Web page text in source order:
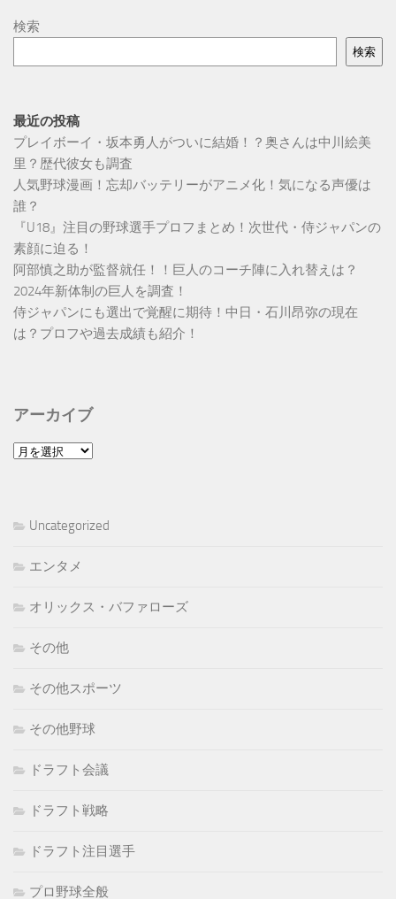
検索
検索
最近の投稿
プレイボーイ・坂本勇人がついに結婚！？奥さんは中川絵美
里？歴代彼女も調査
人気野球漫画！忘却バッテリーがアニメ化！気になる声優は
誰？
『U18』注目の野球選手プロフまとめ！次世代・侍ジャパンの
素顔に迫る！
阿部慎之助が監督就任！！巨人のコーチ陣に入れ替えは？
2024年新体制の巨人を調査！
侍ジャパンにも選出で覚醒に期待！中日・石川昂弥の現在
は？プロフや過去成績も紹介！
アーカイブ
ア
ブ
Uncategorized
エンタメ
オリックス・バファローズ
その他
その他スポーツ
その他野球
ドラフト会議
ドラフト戦略
ドラフト注目選手
プロ野球全般